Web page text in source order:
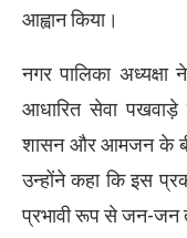
आह्वान किया।
नगर पालिका
आधारित सेवा
शासन और आमजन के
उन्होंने कहा कि इस
प्रभावी रूप से जन-जन